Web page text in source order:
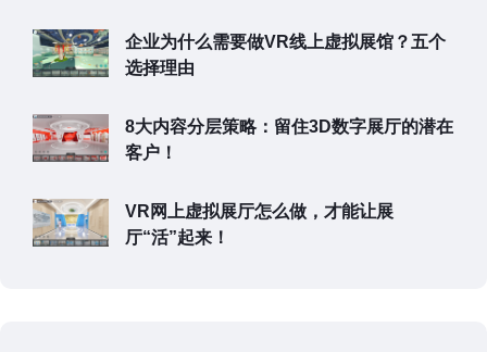
企业为什么需要做VR线上虚拟展馆？五个
选择理由
8大内容分层策略：留住3D数字展厅的潜在
客户！
VR网上虚拟展厅怎么做，才能让展
厅“活”起来！